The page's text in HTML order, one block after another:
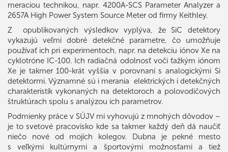
meraciou technikou, napr. 4200A-SCS Parameter Analyzer a
2657A High Power System Source Meter od firmy Keithley.
Z opublikovaných výsledkov vyplýva, že SiC detektory
vykazujú veľmi dobré detekčné parametre, čo umožňuje
používať ich pri experimentoch, napr. na detekciu iónov Xe na
cyklotróne IC-100. Ich radiačná odolnosť voči ťažkým iónom
Xe je takmer 100-krát vyššia v porovnaní s analogickými Si
detektormi. Významné sú i merania elektrických i detekčných
charakteristík vykonaných na detektoroch a polovodičových
štruktúrach spolu s analýzou ich parametrov.
Podmienky práce v SÚJV mi vyhovujú z mnohých dôvodov –
je to svetové pracovisko kde sa takmer každý deň dá naučiť
niečo nové od mojích kolegov. Dubna je pekné mesto
s veľkými kultúrnymi a športovými možnosťami a tiež